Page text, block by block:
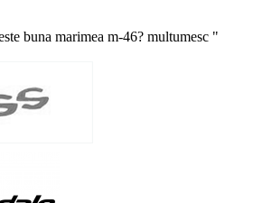
buna marimea m-46? multumesc "